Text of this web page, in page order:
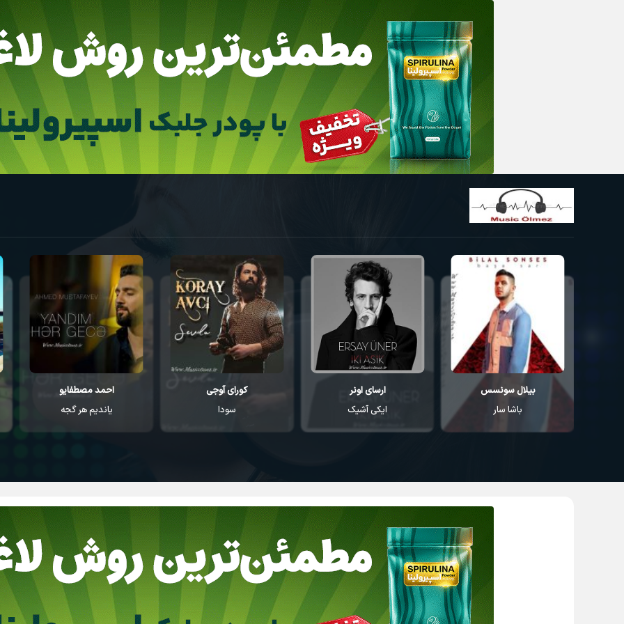
بیلال سونسس
باشا سار
ارسای اونر
ایکی آشیک
کورای آوجی
سودا
احمد مصطفایو
یاندیم هر گجه